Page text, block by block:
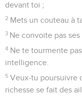
devant toi ;
2 Mets un couteau à
3 Ne convoite pas
4 Ne te tourmente
intelligence.
5 Veux-tu poursuivre
richesse se fait des